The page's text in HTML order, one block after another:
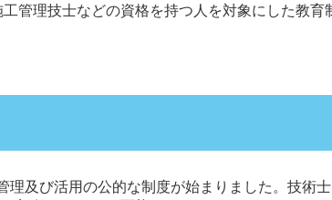
管理技士などの資格を持つ人を対象にした教育
及び活用の公的な制度が始まりました。技術士